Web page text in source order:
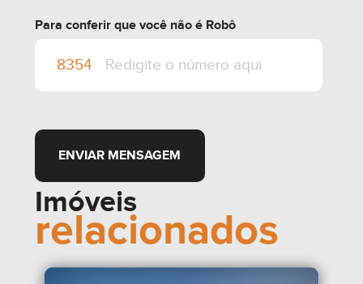
Para conferir que você não é Robô
ENVIAR MENSAGEM
Imóveis
relacionados